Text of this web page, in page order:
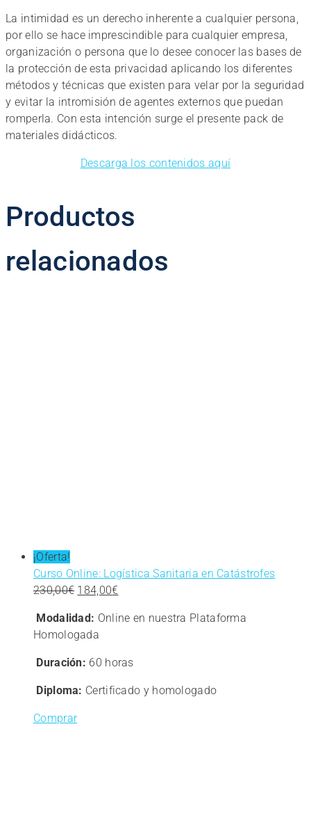
La intimidad es un derecho inherente a cualquier persona,
por ello se hace imprescindible para cualquier empresa,
organización o persona que lo desee conocer las bases de
la protección de esta privacidad aplicando los diferentes
métodos y técnicas que existen para velar por la seguridad
y evitar la intromisión de agentes externos que puedan
romperla. Con esta intención surge el presente pack de
materiales didácticos.
Descarga los contenidos aquí
Productos
relacionados
¡Oferta!
Curso Online: Logística Sanitaria en Catástrofes
230,00€ El
original
era:
230,00€.
184,00€
actual
Modalidad: Online en nuestra Plataforma
Homologada
Duración: 60 horas
Diploma: Certificado y homologado
Comprar